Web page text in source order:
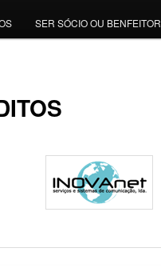
SER SÓCIO OU BENFEITOR